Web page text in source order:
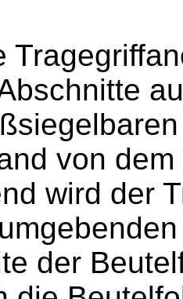
von
wird der
der